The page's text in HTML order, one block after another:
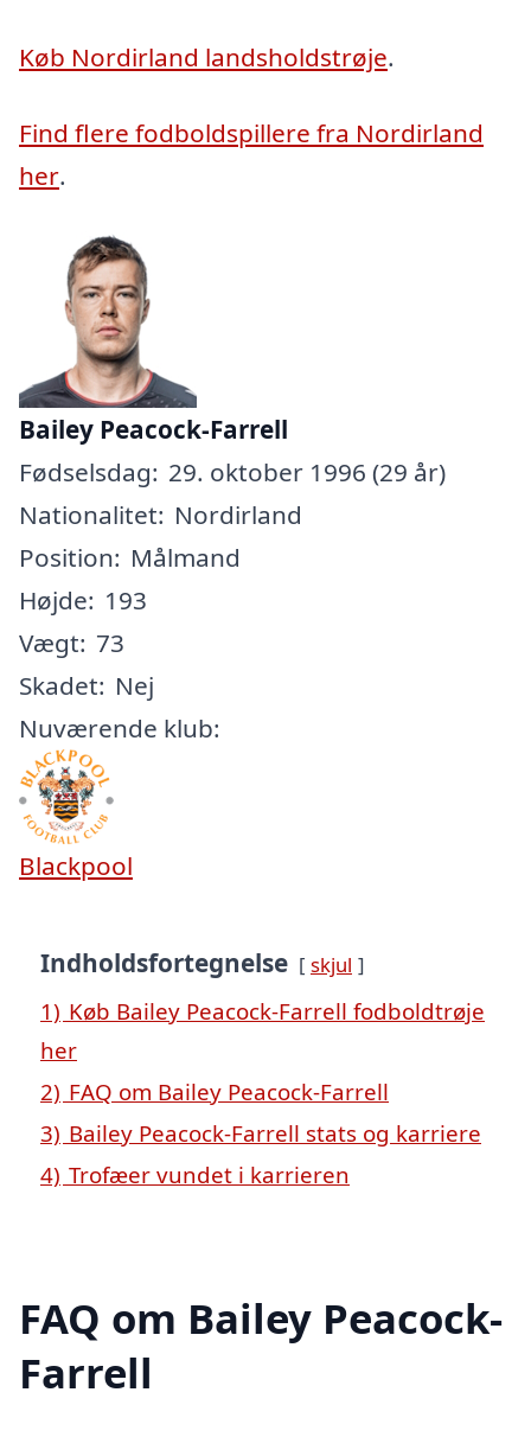
Køb Nordirland landsholdstrøje.
Find flere fodboldspillere fra Nordirland
her.
Bailey Peacock-Farrell
Fødselsdag: 29. oktober 1996 (29 år)
Nationalitet: Nordirland
Position: Målmand
Højde: 193
Vægt: 73
Skadet: Nej
Nuværende klub:
Blackpool
Indholdsfortegnelse skjul
1) Køb Bailey Peacock-Farrell fodboldtrøje
her
2) FAQ om Bailey Peacock-Farrell
3) Bailey Peacock-Farrell stats og karriere
4) Trofæer vundet i karrieren
FAQ om Bailey Peacock-
Farrell